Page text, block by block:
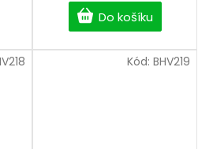
Do košíku
Kód: BHV219